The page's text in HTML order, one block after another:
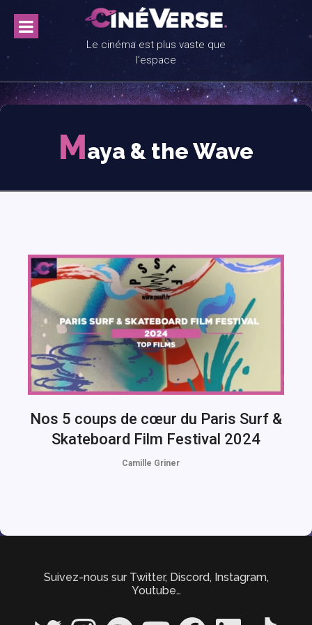
content
Le cinéma est plus vaste que
l'espace
Maya & the Wave
Nos 5 coups de cœur du Paris Surf &
Skateboard Film Festival 2024
Camille Griner
Suivez-nous sur Twitter, Discord, Instagram,
Youtube…
Twitter InstagramSpotify YouTube FacebookLinkedIn TikTok